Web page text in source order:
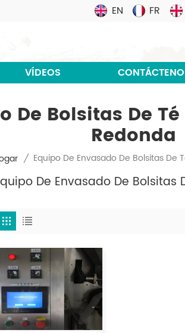
EN FR
VÍDEOS
De Bolsitas De
Redonda
/ Equipo De Envasado De Bolsitas De
De Envasado De Bolsitas